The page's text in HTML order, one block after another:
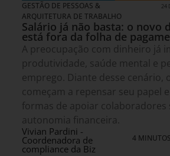
GESTÃO DE PESSOAS &
ARQUITETURA DE TRABALHO
24
Salário já não basta: o novo
está fora da folha de
A preocupação com dinheiro já
produtividade, saúde mental e
emprego. Diante desse cenário,
começam a repensar seu papel
formas de apoiar colaboradores
autonomia financeira.
Vivian Pardini -
Coordenadora de
compliance da Biz
4